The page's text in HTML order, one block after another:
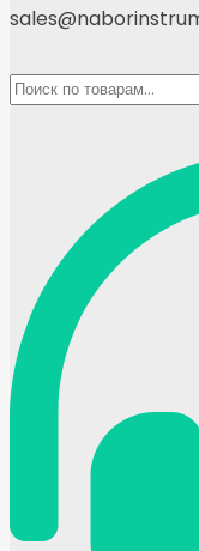
Искать: